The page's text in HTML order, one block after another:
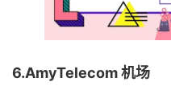
6.AmyTelecom 机场